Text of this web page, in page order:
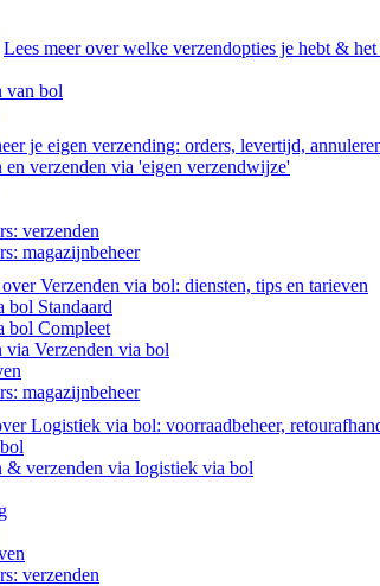
Lees meer over welke verzendopties je hebt &
van bol
je eigen verzending: orders, levertijd,
en verzenden via 'eigen verzendwijze'
verzenden
magazijnbeheer
Verzenden via bol: diensten, tips en tarieven
bol Standaard
bol Compleet
via Verzenden via bol
magazijnbeheer
Logistiek via bol: voorraadbeheer,
& verzenden via logistiek via bol
verzenden